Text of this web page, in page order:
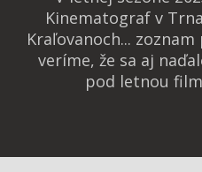
Kinematograf v
Kraľovanoch...
veríme, že sa aj
pod letnou